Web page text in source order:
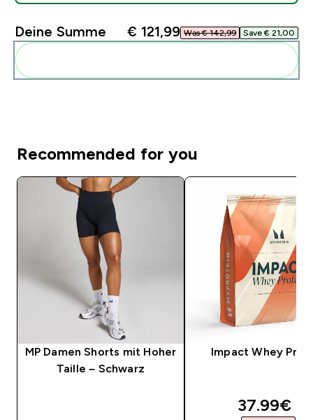
Deine Summe € 121,99‎ Was € 142,99‎ Save € 21,00‎
Recommended for you
MP Damen Shorts mit Hoher
Taille – Schwarz
Impact Whey
37.99€‎